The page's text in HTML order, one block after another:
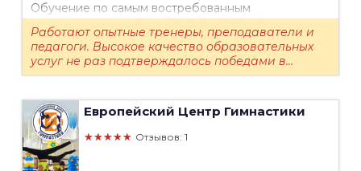
Обучение по самым востребованным
направлениям в сфере Digital и IT. IT-образование
для детей в возрасте от 4 до 17 лет. Курсы...
Работают опытные тренеры, преподаватели и
педагоги. Высокое качество образовательных
услуг не раз подтверждалось победами в...
Европейский Центр Гимнастики
★★★★★ Отзывов: 1